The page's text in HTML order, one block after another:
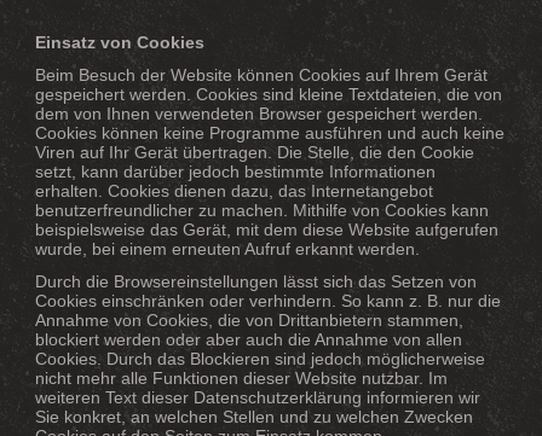
Einsatz von Cookies
Beim Besuch der Website können Cookies auf Ihrem Gerät
gespeichert werden. Cookies sind kleine Textdateien, die von
dem von Ihnen verwendeten Browser gespeichert werden.
Cookies können keine Programme ausführen und auch keine
Viren auf Ihr Gerät übertragen. Die Stelle, die den Cookie
setzt, kann darüber jedoch bestimmte Informationen
erhalten. Cookies dienen dazu, das Internetangebot
benutzerfreundlicher zu machen. Mithilfe von Cookies kann
beispielsweise das Gerät, mit dem diese Website aufgerufen
wurde, bei einem erneuten Aufruf erkannt werden.
Durch die Browsereinstellungen lässt sich das Setzen von
Cookies einschränken oder verhindern. So kann z. B. nur die
Annahme von Cookies, die von Drittanbietern stammen,
blockiert werden oder aber auch die Annahme von allen
Cookies. Durch das Blockieren sind jedoch möglicherweise
nicht mehr alle Funktionen dieser Website nutzbar. Im
weiteren Text dieser Datenschutzerklärung informieren wir
Sie konkret, an welchen Stellen und zu welchen Zwecken